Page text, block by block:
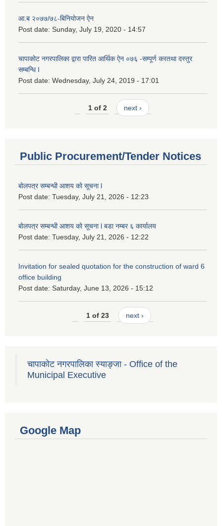
आ.ब २०७७/७८-बिनियोजन ऐन
Post date: Sunday, July 19, 2020 - 14:57
चापाकोट नगरपालिका द्वारा पारित आर्थिक ऐन ०७६ -सम्पूर्ण करतथा दस्तुर
सम्बन्धि I
Post date: Wednesday, July 24, 2019 - 17:01
1 of 2 next ›
Public Procurement/Tender Notices
बोलपत्र सम्बन्धी आशय को सूचना l
Post date: Tuesday, July 21, 2026 - 12:23
बोलपत्र सम्बन्धी आशय को सूचना l बडा नम्बर ६ कार्यालय
Post date: Tuesday, July 21, 2026 - 12:22
Invitation for sealed quotation for the construction of ward 6
office building
Post date: Saturday, June 13, 2026 - 15:12
1 of 23 next ›
चापाकोट नगरपालिका स्याङ्जा - Office of the
Municipal Executive
Google Map